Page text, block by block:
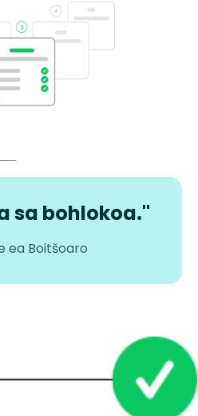
sa bohlokoa."
ea Boitšoaro